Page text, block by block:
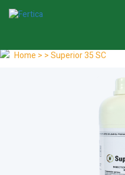
Home > > Superior 35 SC